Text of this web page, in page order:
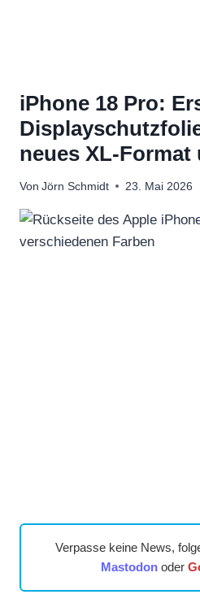
iPhone 18 Pro:
neues XL-
Von Jörn Schmidt 23. Mai 2026
Verpasse keine News,
Mastodonoder